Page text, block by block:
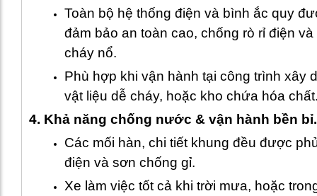
Toàn bộ hệ thống điện và bình ắc quy
đảm bảo an toàn cao, chống rò rỉ điện
cháy nổ.
Phù hợp khi vận hành tại công trình xây
vật liệu dễ cháy, hoặc kho chứa hóa
4. Khả năng chống nước & vận hành bền bỉ.
Các mối hàn, chi tiết khung đều được
điện và sơn chống gỉ.
Xe làm việc tốt cả khi trời mưa, hoặc